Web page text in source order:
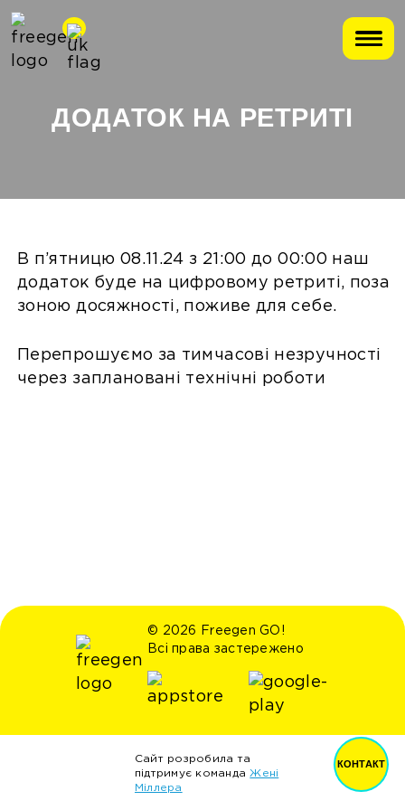
ДОДАТОК НА РЕТРИТІ
В п’ятницю 08.11.24 з 21:00 до 00:00 наш
додаток буде на цифровому ретриті, поза
зоною досяжності, поживе для себе.
Перепрошуємо за тимчасові незручності
через заплановані технічні роботи
© 2026 Freegen GO!
Всі права застережено
Сайт розробила та
підтримує командаЖені
Міллера
КОНТАКТ